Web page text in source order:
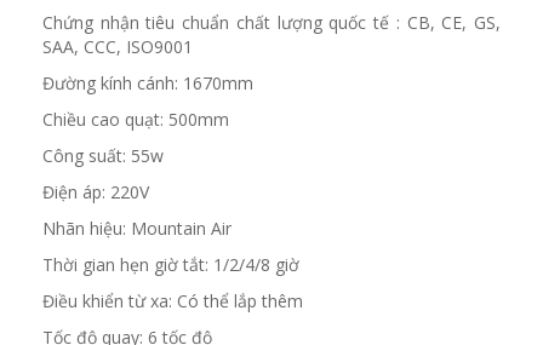
Chứng nhận tiêu chuẩn chất lượng quốc tế : CB, CE, GS,
SAA, CCC, ISO9001
Đường kính cánh: 1670mm
Chiều cao quạt: 500mm
Công suất: 55w
Điện áp: 220V
Nhãn hiệu: Mountain Air
Thời gian hẹn giờ tắt: 1/2/4/8 giờ
Điều khiển từ xa: Có thể lắp thêm
Tốc độ quay: 6 tốc độ